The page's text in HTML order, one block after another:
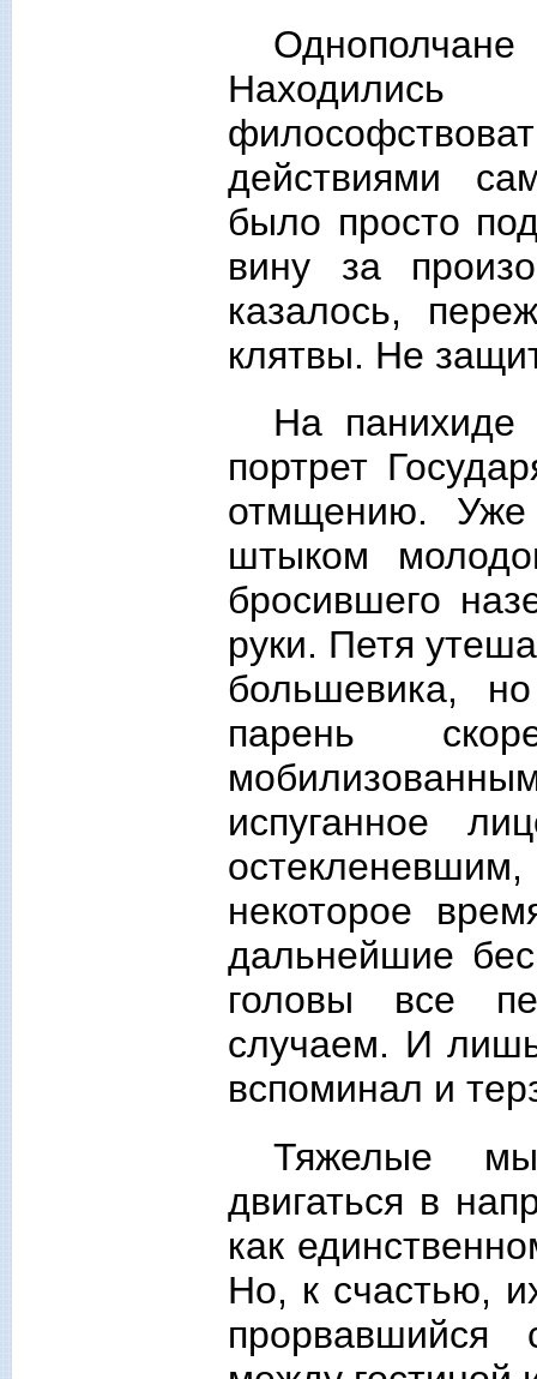
действиями
было просто
вину за
казалось,
клятвы. Не
На панихиде
портрет
отмщению.
штыком
бросившего
руки. Петя
большевика,
парень
испуганное
некоторое
дальнейшие
головы все
случаем. И
вспоминал и
Тяжелые
двигаться в
как
Но, к счастью,
прорвавшийся